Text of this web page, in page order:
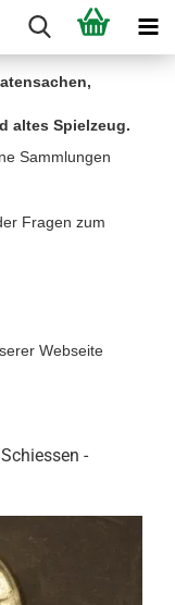
altes Spielzeug.
Sammlungen
Fragen zum
Webseite
-